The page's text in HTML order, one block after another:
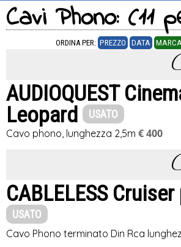
Cavi Phono: (11
ORDINA PER: PREZZO DATA
AUDIOQUEST
Leopard
USATO
Cavo phono, lunghezza 2,5m € 400
CABLELESS
USATO
Cavo Phono terminato Din Rca